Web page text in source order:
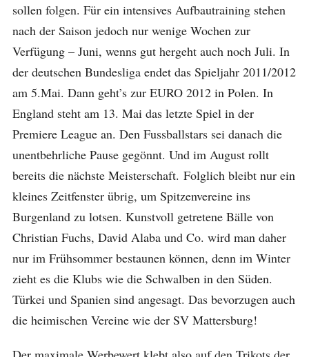
sollen folgen. Für ein intensives Aufbautraining stehen
nach der Saison jedoch nur wenige Wochen zur
Verfügung – Juni, wenns gut hergeht auch noch Juli. In
der deutschen Bundesliga endet das Spieljahr 2011/2012
am 5.Mai. Dann geht’s zur EURO 2012 in Polen. In
England steht am 13. Mai das letzte Spiel in der
Premiere League an. Den Fussballstars sei danach die
unentbehrliche Pause gegönnt. Und im August rollt
bereits die nächste Meisterschaft. Folglich bleibt nur ein
kleines Zeitfenster übrig, um Spitzenvereine ins
Burgenland zu lotsen. Kunstvoll getretene Bälle von
Christian Fuchs, David Alaba und Co. wird man daher
nur im Frühsommer bestaunen können, denn im Winter
zieht es die Klubs wie die Schwalben in den Süden.
Türkei und Spanien sind angesagt. Das bevorzugen auch
die heimischen Vereine wie der SV Mattersburg!